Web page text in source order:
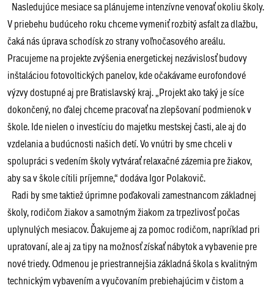
Nasledujúce mesiace sa plánujeme intenzívne venovať okoliu školy.
V priebehu budúceho roku chceme vymeniť rozbitý asfalt za dlažbu,
čaká nás úprava schodísk zo strany voľnočasového areálu.
Pracujeme na projekte zvýšenia energetickej nezávislosť budovy
inštaláciou fotovoltických panelov, kde očakávame eurofondové
výzvy dostupné aj pre Bratislavský kraj. „Projekt ako taký je síce
dokončený, no ďalej chceme pracovať na zlepšovaní podmienok v
škole. Ide nielen o investíciu do majetku mestskej časti, ale aj do
vzdelania a budúcnosti našich detí. Vo vnútri by sme chceli v
spolupráci s vedením školy vytvárať relaxačné zázemia pre žiakov,
aby sa v škole cítili príjemne,“ dodáva Igor Polakovič.
Radi by sme taktiež úprimne poďakovali zamestnancom základnej
školy, rodičom žiakov a samotným žiakom za trpezlivosť počas
uplynulých mesiacov. Ďakujeme aj za pomoc rodičom, napríklad pri
upratovaní, ale aj za tipy na možnosť získať nábytok a vybavenie pre
nové triedy. Odmenou je priestrannejšia základná škola s kvalitným
technickým vybavením a vyučovaním prebiehajúcim v čistom a